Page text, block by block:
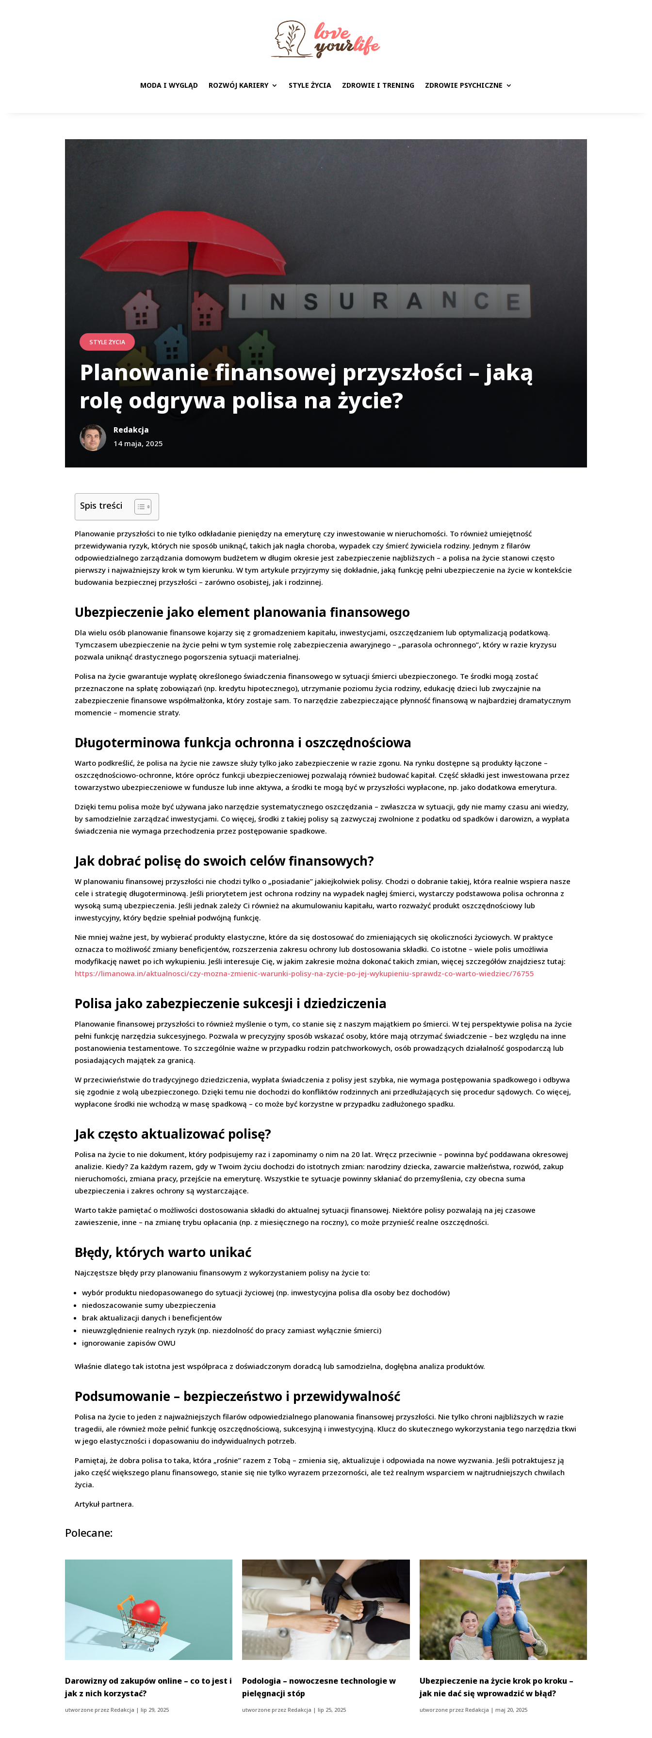
MODA I WYGLĄD ROZWÓJ KARIERY STYLE ŻYCIA ZDROWIE I TRENING ZDROWIE PSYCHICZNE
STYLE ŻYCIA
Planowanie finansowej przyszłości – jaką
rolę odgrywa polisa na życie?
Redakcja
14 maja, 2025
Spis treści
Planowanie przyszłości to nie tylko odkładanie pieniędzy na emeryturę czy inwestowanie w nieruchomości. To również umiejętność
przewidywania ryzyk, których nie sposób uniknąć, takich jak nagła choroba, wypadek czy śmierć żywiciela rodziny. Jednym z filarów
odpowiedzialnego zarządzania domowym budżetem w długim okresie jest zabezpieczenie najbliższych – a polisa na życie stanowi często
pierwszy i najważniejszy krok w tym kierunku. W tym artykule przyjrzymy się dokładnie, jaką funkcję pełni ubezpieczenie na życie w kontekście
budowania bezpiecznej przyszłości – zarówno osobistej, jak i rodzinnej.
Ubezpieczenie jako element planowania finansowego
Dla wielu osób planowanie finansowe kojarzy się z gromadzeniem kapitału, inwestycjami, oszczędzaniem lub optymalizacją podatkową.
Tymczasem ubezpieczenie na życie pełni w tym systemie rolę zabezpieczenia awaryjnego – „parasola ochronnego”, który w razie kryzysu
pozwala uniknąć drastycznego pogorszenia sytuacji materialnej.
Polisa na życie gwarantuje wypłatę określonego świadczenia finansowego w sytuacji śmierci ubezpieczonego. Te środki mogą zostać
przeznaczone na spłatę zobowiązań (np. kredytu hipotecznego), utrzymanie poziomu życia rodziny, edukację dzieci lub zwyczajnie na
zabezpieczenie finansowe współmałżonka, który zostaje sam. To narzędzie zabezpieczające płynność finansową w najbardziej dramatycznym
momencie – momencie straty.
Długoterminowa funkcja ochronna i oszczędnościowa
Warto podkreślić, że polisa na życie nie zawsze służy tylko jako zabezpieczenie w razie zgonu. Na rynku dostępne są produkty łączone –
oszczędnościowo-ochronne, które oprócz funkcji ubezpieczeniowej pozwalają również budować kapitał. Część składki jest inwestowana przez
towarzystwo ubezpieczeniowe w fundusze lub inne aktywa, a środki te mogą być w przyszłości wypłacone, np. jako dodatkowa emerytura.
Dzięki temu polisa może być używana jako narzędzie systematycznego oszczędzania – zwłaszcza w sytuacji, gdy nie mamy czasu ani wiedzy,
by samodzielnie zarządzać inwestycjami. Co więcej, środki z takiej polisy są zazwyczaj zwolnione z podatku od spadków i darowizn, a wypłata
świadczenia nie wymaga przechodzenia przez postępowanie spadkowe.
Jak dobrać polisę do swoich celów finansowych?
W planowaniu finansowej przyszłości nie chodzi tylko o „posiadanie” jakiejkolwiek polisy. Chodzi o dobranie takiej, która realnie wspiera nasze
cele i strategię długoterminową. Jeśli priorytetem jest ochrona rodziny na wypadek nagłej śmierci, wystarczy podstawowa polisa ochronna z
wysoką sumą ubezpieczenia. Jeśli jednak zależy Ci również na akumulowaniu kapitału, warto rozważyć produkt oszczędnościowy lub
inwestycyjny, który będzie spełniał podwójną funkcję.
Nie mniej ważne jest, by wybierać produkty elastyczne, które da się dostosować do zmieniających się okoliczności życiowych. W praktyce
oznacza to możliwość zmiany beneficjentów, rozszerzenia zakresu ochrony lub dostosowania składki. Co istotne – wiele polis umożliwia
modyfikację nawet po ich wykupieniu. Jeśli interesuje Cię, w jakim zakresie można dokonać takich zmian, więcej szczegółów znajdziesz tutaj:
https://limanowa.in/aktualnosci/czy-mozna-zmienic-warunki-polisy-na-zycie-po-jej-wykupieniu-sprawdz-co-warto-wiedziec/76755
Polisa jako zabezpieczenie sukcesji i dziedziczenia
Planowanie finansowej przyszłości to również myślenie o tym, co stanie się z naszym majątkiem po śmierci. W tej perspektywie polisa na życie
pełni funkcję narzędzia sukcesyjnego. Pozwala w precyzyjny sposób wskazać osoby, które mają otrzymać świadczenie – bez względu na inne
postanowienia testamentowe. To szczególnie ważne w przypadku rodzin patchworkowych, osób prowadzących działalność gospodarczą lub
posiadających majątek za granicą.
W przeciwieństwie do tradycyjnego dziedziczenia, wypłata świadczenia z polisy jest szybka, nie wymaga postępowania spadkowego i odbywa
się zgodnie z wolą ubezpieczonego. Dzięki temu nie dochodzi do konfliktów rodzinnych ani przedłużających się procedur sądowych. Co więcej,
wypłacone środki nie wchodzą w masę spadkową – co może być korzystne w przypadku zadłużonego spadku.
Jak często aktualizować polisę?
Polisa na życie to nie dokument, który podpisujemy raz i zapominamy o nim na 20 lat. Wręcz przeciwnie – powinna być poddawana okresowej
analizie. Kiedy? Za każdym razem, gdy w Twoim życiu dochodzi do istotnych zmian: narodziny dziecka, zawarcie małżeństwa, rozwód, zakup
nieruchomości, zmiana pracy, przejście na emeryturę. Wszystkie te sytuacje powinny skłaniać do przemyślenia, czy obecna suma
ubezpieczenia i zakres ochrony są wystarczające.
Warto także pamiętać o możliwości dostosowania składki do aktualnej sytuacji finansowej. Niektóre polisy pozwalają na jej czasowe
zawieszenie, inne – na zmianę trybu opłacania (np. z miesięcznego na roczny), co może przynieść realne oszczędności.
Błędy, których warto unikać
Najczęstsze błędy przy planowaniu finansowym z wykorzystaniem polisy na życie to:
wybór produktu niedopasowanego do sytuacji życiowej (np. inwestycyjna polisa dla osoby bez dochodów)
niedoszacowanie sumy ubezpieczenia
brak aktualizacji danych i beneficjentów
nieuwzględnienie realnych ryzyk (np. niezdolność do pracy zamiast wyłącznie śmierci)
ignorowanie zapisów OWU
Właśnie dlatego tak istotna jest współpraca z doświadczonym doradcą lub samodzielna, dogłębna analiza produktów.
Podsumowanie – bezpieczeństwo i przewidywalność
Polisa na życie to jeden z najważniejszych filarów odpowiedzialnego planowania finansowej przyszłości. Nie tylko chroni najbliższych w razie
tragedii, ale również może pełnić funkcję oszczędnościową, sukcesyjną i inwestycyjną. Klucz do skutecznego wykorzystania tego narzędzia tkwi
w jego elastyczności i dopasowaniu do indywidualnych potrzeb.
Pamiętaj, że dobra polisa to taka, która „rośnie” razem z Tobą – zmienia się, aktualizuje i odpowiada na nowe wyzwania. Jeśli potraktujesz ją
jako część większego planu finansowego, stanie się nie tylko wyrazem przezorności, ale też realnym wsparciem w najtrudniejszych chwilach
życia.
Artykuł partnera.
Polecane:
Darowizny od zakupów online – co to jest i
jak z nich korzystać?
utworzone przezRedakcja |lip 29, 2025
Podologia – nowoczesne technologie w
pielęgnacji stóp
utworzone przezRedakcja |lip 25, 2025
Ubezpieczenie na życie krok po kroku –
jak nie dać się wprowadzić w błąd?
utworzone przez Redakcja | maj 20, 2025